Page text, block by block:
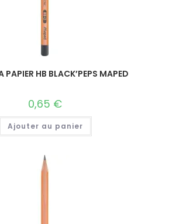
PAPIER HB BLACK’PEPS MAPED
0,65 €
Ajouter au panier